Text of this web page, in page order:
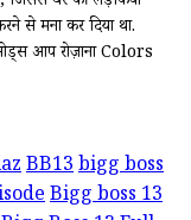
से मना कर दिया था.
आप रोज़ाना Colors
BB13bigg boss
Bigg boss 13